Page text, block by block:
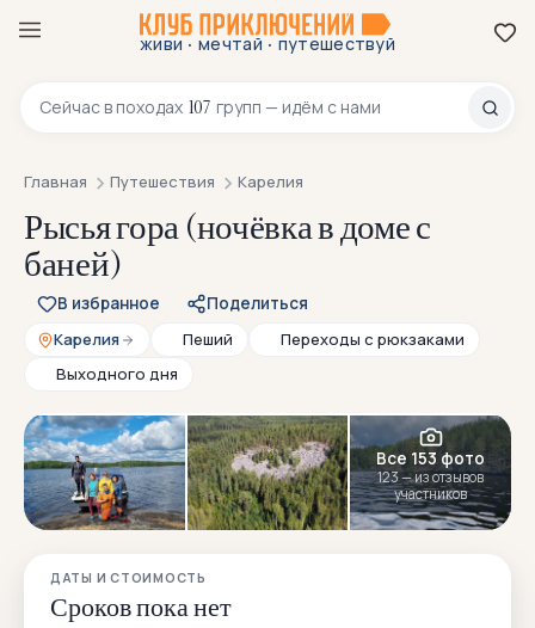
живи · мечтай · путешествуй
Сейчас в походах 107 групп — идём с нами
8 800 200-70-23
Главная Путешествия Карелия
Рысья гора (ночёвка в доме с
баней)
В избранное
Поделиться
Карелия
Пеший
Переходы с рюкзаками
Выходного дня
Все 153 фото
123 — из отзывов
участников
ДАТЫ И СТОИМОСТЬ
Сроков пока нет